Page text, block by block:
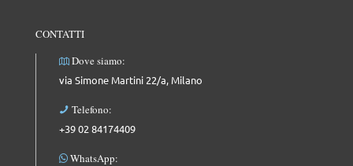
CONTATTI
Dove siamo:
via Simone Martini 22/a, Milano
Telefono:
+39 02 84174409
WhatsApp: